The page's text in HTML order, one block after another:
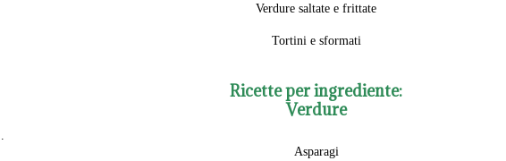
Verdure saltate e frittate
Tortini e sformati
Ricette per ingrediente:
Verdure
Asparagi